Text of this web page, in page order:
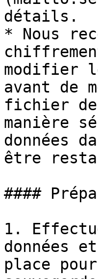
détails.
* Nous
modifier
avant de
fichier
manière
données
être
####
1.
données
place